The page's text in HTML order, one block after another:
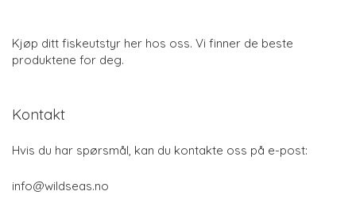
Kjøp ditt fiskeutstyr her hos oss. Vi finner de beste
produktene for deg.
Kontakt
Hvis du har spørsmål, kan du kontakte oss på e-post:
info@wildseas.no